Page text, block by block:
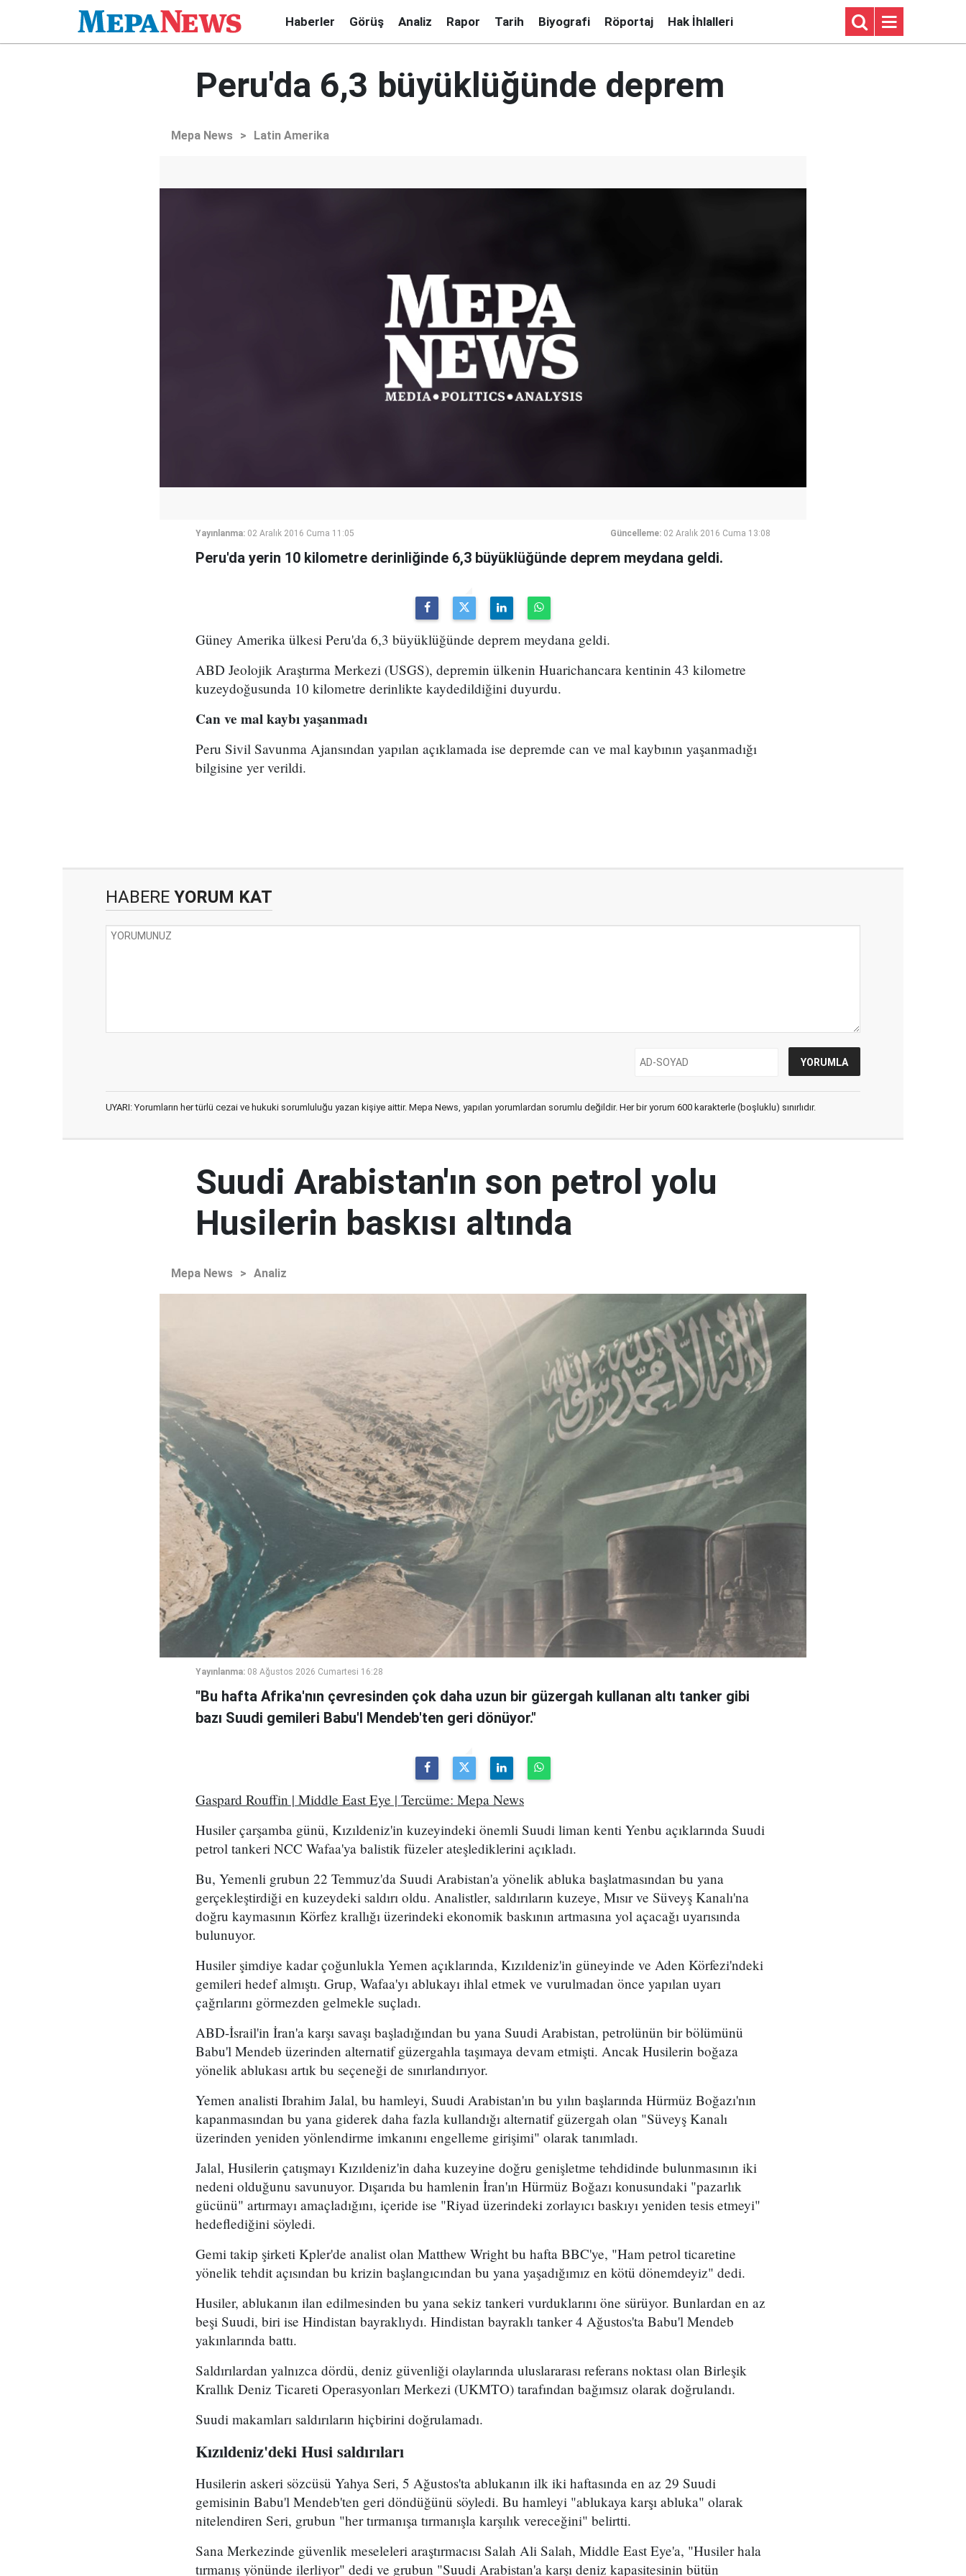
Haberler Görüş Analiz Rapor Tarih Biyografi Röportaj Hak İhlalleri
Peru'da 6,3 büyüklüğünde deprem
Mepa News > Latin Amerika
Yayınlanma: 02 Aralık 2016 Cuma 11:05 Güncelleme: 02 Aralık 2016 Cuma 13:08
Peru'da yerin 10 kilometre derinliğinde 6,3 büyüklüğünde deprem meydana geldi.
Güney Amerika ülkesi Peru'da 6,3 büyüklüğünde deprem meydana geldi.
ABD Jeolojik Araştırma Merkezi (USGS), depremin ülkenin Huarichancara kentinin 43 kilometre
kuzeydoğusunda 10 kilometre derinlikte kaydedildiğini duyurdu.
Can ve mal kaybı yaşanmadı
Peru Sivil Savunma Ajansından yapılan açıklamada ise depremde can ve mal kaybının yaşanmadığı
bilgisine yer verildi.
HABERE YORUM KAT
UYARI: Yorumların her türlü cezai ve hukuki sorumluluğu yazan kişiye aittir. Mepa News, yapılan yorumlardan sorumlu değildir. Her bir yorum 600 karakterle (boşluklu) sınırlıdır.
Suudi Arabistan'ın son petrol yolu
Husilerin baskısı altında
Mepa News > Analiz
Yayınlanma: 08 Ağustos 2026 Cumartesi 16:28
"Bu hafta Afrika'nın çevresinden çok daha uzun bir güzergah kullanan altı tanker gibi
bazı Suudi gemileri Babu'l Mendeb'ten geri dönüyor."
Gaspard Rouffin | Middle East Eye | Tercüme: Mepa News
Husiler çarşamba günü, Kızıldeniz'in kuzeyindeki önemli Suudi liman kenti Yenbu açıklarında Suudi
petrol tankeri NCC Wafaa'ya balistik füzeler ateşlediklerini açıkladı.
Bu, Yemenli grubun 22 Temmuz'da Suudi Arabistan'a yönelik abluka başlatmasından bu yana
gerçekleştirdiği en kuzeydeki saldırı oldu. Analistler, saldırıların kuzeye, Mısır ve Süveyş Kanalı'na
doğru kaymasının Körfez krallığı üzerindeki ekonomik baskının artmasına yol açacağı uyarısında
bulunuyor.
Husiler şimdiye kadar çoğunlukla Yemen açıklarında, Kızıldeniz'in güneyinde ve Aden Körfezi'ndeki
gemileri hedef almıştı. Grup, Wafaa'yı ablukayı ihlal etmek ve vurulmadan önce yapılan uyarı
çağrılarını görmezden gelmekle suçladı.
ABD-İsrail'in İran'a karşı savaşı başladığından bu yana Suudi Arabistan, petrolünün bir bölümünü
Babu'l Mendeb üzerinden alternatif güzergahla taşımaya devam etmişti. Ancak Husilerin boğaza
yönelik ablukası artık bu seçeneği de sınırlandırıyor.
Yemen analisti Ibrahim Jalal, bu hamleyi, Suudi Arabistan'ın bu yılın başlarında Hürmüz Boğazı'nın
kapanmasından bu yana giderek daha fazla kullandığı alternatif güzergah olan "Süveyş Kanalı
üzerinden yeniden yönlendirme imkanını engelleme girişimi" olarak tanımladı.
Jalal, Husilerin çatışmayı Kızıldeniz'in daha kuzeyine doğru genişletme tehdidinde bulunmasının iki
nedeni olduğunu savunuyor. Dışarıda bu hamlenin İran'ın Hürmüz Boğazı konusundaki "pazarlık
gücünü" artırmayı amaçladığını, içeride ise "Riyad üzerindeki zorlayıcı baskıyı yeniden tesis etmeyi"
hedeflediğini söyledi.
Gemi takip şirketi Kpler'de analist olan Matthew Wright bu hafta BBC'ye, "Ham petrol ticaretine
yönelik tehdit açısından bu krizin başlangıcından bu yana yaşadığımız en kötü dönemdeyiz" dedi.
Husiler, ablukanın ilan edilmesinden bu yana sekiz tankeri vurduklarını öne sürüyor. Bunlardan en az
beşi Suudi, biri ise Hindistan bayraklıydı. Hindistan bayraklı tanker 4 Ağustos'ta Babu'l Mendeb
yakınlarında battı.
Saldırılardan yalnızca dördü, deniz güvenliği olaylarında uluslararası referans noktası olan Birleşik
Krallık Deniz Ticareti Operasyonları Merkezi (UKMTO) tarafından bağımsız olarak doğrulandı.
Suudi makamları saldırıların hiçbirini doğrulamadı.
Kızıldeniz'deki Husi saldırıları
Husilerin askeri sözcüsü Yahya Seri, 5 Ağustos'ta ablukanın ilk iki haftasında en az 29 Suudi
gemisinin Babu'l Mendeb'ten geri döndüğünü söyledi. Bu hamleyi "ablukaya karşı abluka" olarak
nitelendiren Seri, grubun "her tırmanışa tırmanışla karşılık vereceğini" belirtti.
Sana Merkezinde güvenlik meseleleri araştırmacısı Salah Ali Salah, Middle East Eye'a, "Husiler hala
tırmanış yönünde ilerliyor" dedi ve grubun "Suudi Arabistan'a karşı deniz kapasitesinin bütün